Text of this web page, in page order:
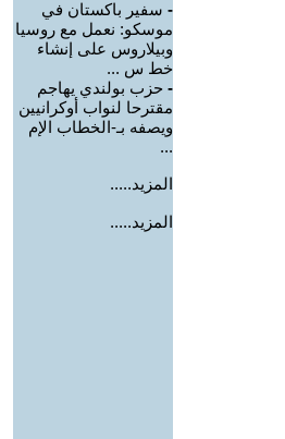
- سفير باكستان في
موسكو: نعمل مع روسيا
وبيلاروس على إنشاء
خط س ...
- حزب بولندي يهاجم
مقترحا لنواب أوكرانيين
ويصفه بـ-الخطاب الإم
...
المزيد.....
المزيد.....